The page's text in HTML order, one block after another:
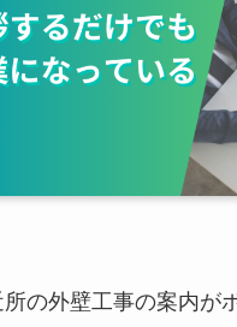
の外壁工事の案内が